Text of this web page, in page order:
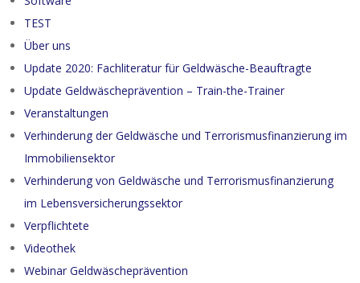
TEST
Über uns
Update 2020: Fachliteratur für Geldwäsche-Beauftragte
Update Geldwäscheprävention – Train-the-Trainer
Veranstaltungen
Verhinderung der Geldwäsche und Terrorismusfinanzierung im
Immobiliensektor
Verhinderung von Geldwäsche und Terrorismusfinanzierung
im Lebensversicherungssektor
Verpflichtete
Videothek
Webinar Geldwäscheprävention